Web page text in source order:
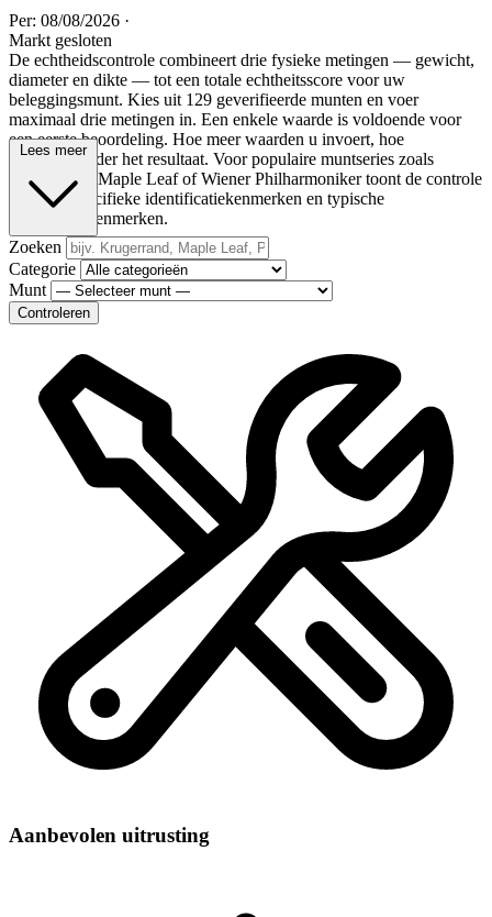
Per: 08/08/2026 ·
Markt gesloten
De echtheidscontrole combineert drie fysieke metingen — gewicht,
diameter en dikte — tot een totale echtheitsscore voor uw
beleggingsmunt. Kies uit 129 geverifieerde munten en voer
maximaal drie metingen in. Een enkele waarde is voldoende voor
een eerste beoordeling. Hoe meer waarden u invoert, hoe
betrouwbaarder het resultaat. Voor populaire muntseries zoals
Krugerrand, Maple Leaf of Wiener Philharmoniker toont de controle
ook seriespecifieke identificatiekenmerken en typische
vervalsingskenmerken.
Lees meer
Zoeken
Categorie
Munt
Controleren
Aanbevolen uitrusting